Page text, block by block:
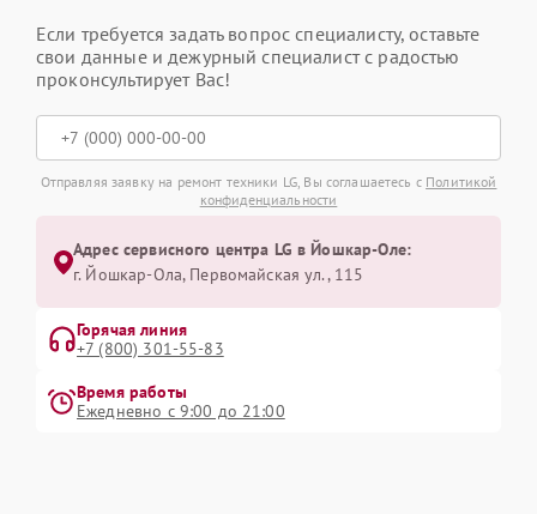
Если требуется задать вопрос специалисту, оставьте
свои данные и дежурный специалист с радостью
проконсультирует Вас!
Отправляя заявку на ремонт техники LG, Вы соглашаетесь с Политикой
конфиденциальности
Адрес сервисного центра LG в Йошкар-Оле:
г. Йошкар-Ола, Первомайская ул., 115
Горячая линия
+7 (800) 301-55-83
Время работы
Ежедневно с 9:00 до 21:00